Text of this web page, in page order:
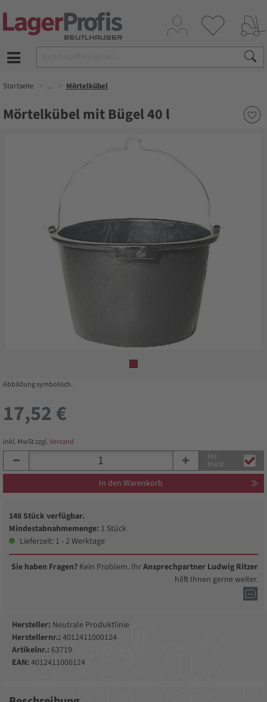
Startseite ... Mörtelkübel
Mörtelkübel mit Bügel 40 l
Abbildung symbolisch.
17,52 €
inkl. MwSt zzgl.Versand
Mit
MwSt
In den Warenkorb
148 Stück verfügbar.
Mindestabnahmemenge: 1 Stück
Lieferzeit: 1 - 2 Werktage
Sie haben Fragen? Kein Problem. IhrAnsprechpartner Ludwig Ritzer
hilft Ihnen gerne weiter.
Hersteller: Neutrale Produktlinie
Herstellernr.: 4012411000124
Artikelnr.: 63719
EAN: 4012411000124